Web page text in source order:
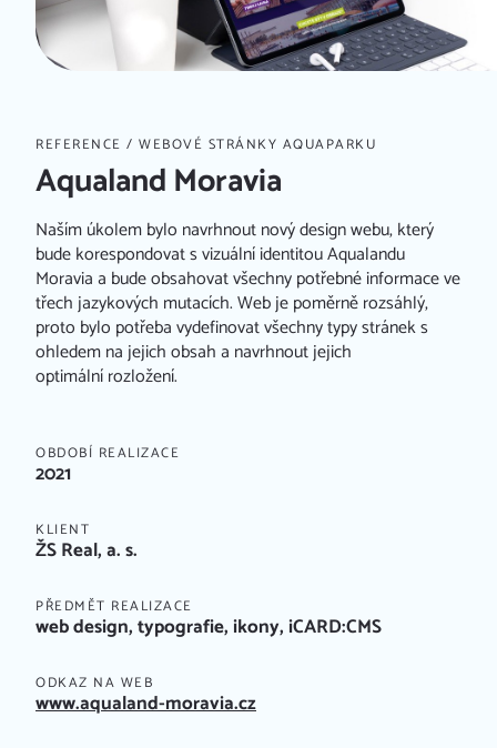
REFERENCE / WEBOVÉ STRÁNKY AQUAPARKU
Aqualand Moravia
Naším úkolem bylo navrhnout nový design webu, který
bude korespondovat s vizuální identitou Aqualandu
Moravia a bude obsahovat všechny potřebné informace ve
třech jazykových mutacích. Web je poměrně rozsáhlý,
proto bylo potřeba vydefinovat všechny typy stránek s
ohledem na jejich obsah a navrhnout jejich
optimální rozložení.
OBDOBÍ REALIZACE
2021
KLIENT
ŽS Real, a. s.
PŘEDMĚT REALIZACE
web design, typografie, ikony, iCARD:CMS
ODKAZ NA WEB
www.aqualand-moravia.cz